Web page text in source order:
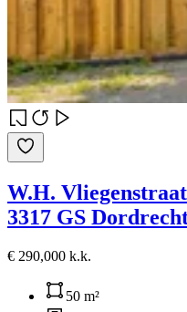
W.H.
3317 GS
€ 290,000 k.k.
50 m²